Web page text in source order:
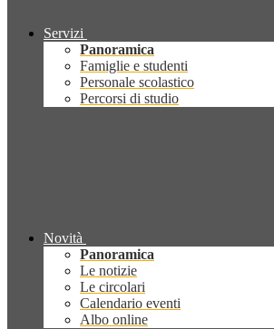
Servizi
Panoramica
Famiglie e studenti
Personale scolastico
Percorsi di studio
Novità
Panoramica
Le notizie
Le circolari
Calendario eventi
Albo online